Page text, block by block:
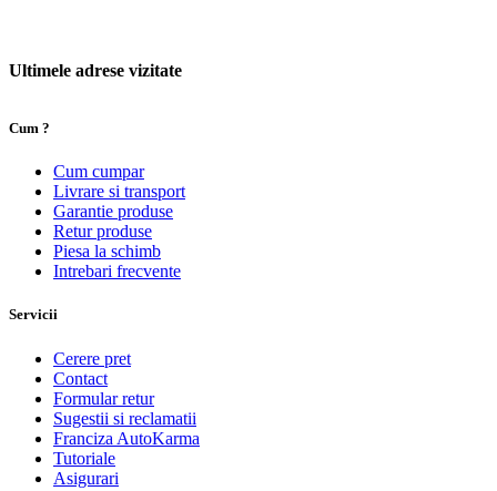
Ultimele adrese vizitate
Cum ?
Cum cumpar
Livrare si transport
Garantie produse
Retur produse
Piesa la schimb
Intrebari frecvente
Servicii
Cerere pret
Contact
Formular retur
Sugestii si reclamatii
Franciza AutoKarma
Tutoriale
Asigurari